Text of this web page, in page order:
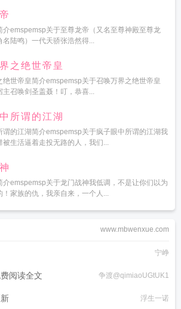
介emspemsp关于至尊龙帝（又名至尊神殿至尊龙
名陆鸣）一代天骄张浩然得...
之绝世帝皇
绝世帝皇简介emspemsp关于召唤万界之绝世帝皇
主召唤剑圣盖聂！叮，恭喜...
所谓的江湖
谓的江湖简介emspemsp关于疯子眼中所谓的江湖我
被生活逼着走投无路的人，我们...
介emspemsp关于龙门战神我低调，不是让你们以为
！家族的仇，我亲自来，一个人...
www.mbwenxue.com
宁峥
阅读全文 争渡@qimiaoUGtUK1
浮生一诺